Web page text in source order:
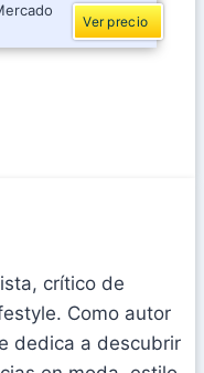
Ver precio
crítico de
Como autor
dedica a descubrir